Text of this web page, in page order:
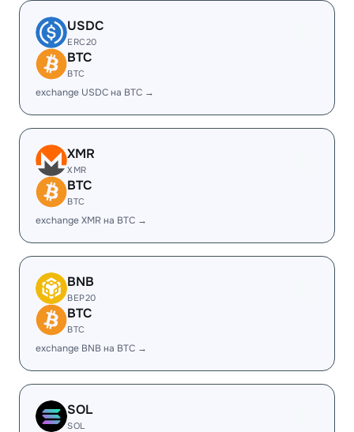
USDC
ERC20
BTC
BTC
exchange USDC на BTC →
XMR
XMR
BTC
BTC
exchange XMR на BTC →
BNB
BEP20
BTC
BTC
exchange BNB на BTC →
SOL
SOL